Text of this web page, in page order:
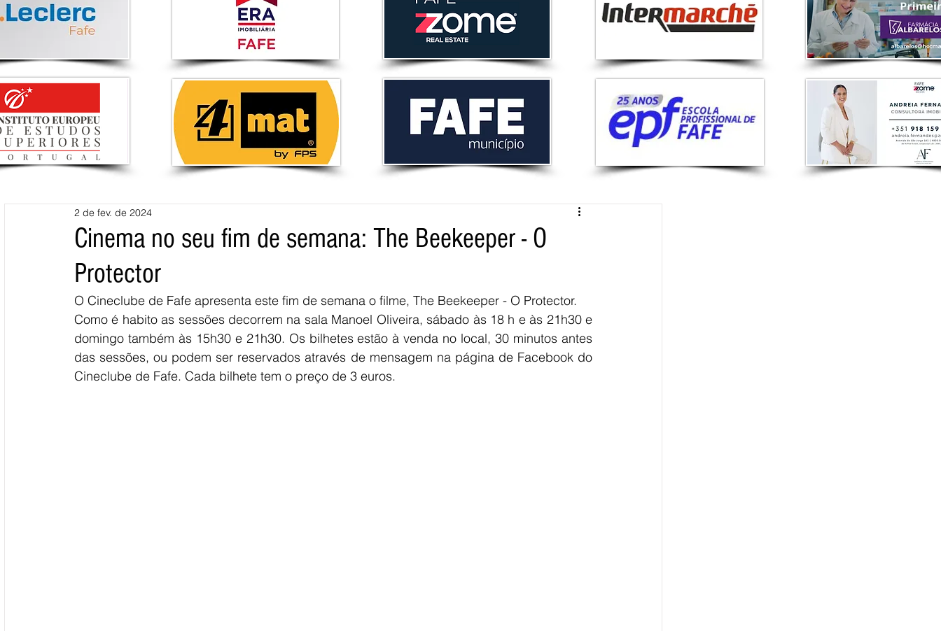
Cinema no seu fim de semana: The Beekeeper - O
Protector
2 de fev. de 2024
O Cineclube de Fafe apresenta este fim de semana o filme, The Beekeeper - O Protector.
Como é habito as sessões decorrem na sala Manoel Oliveira, sábado às 18 h e às 21h30 e
domingo também às 15h30 e 21h30. Os bilhetes estão à venda no local, 30 minutos antes
das sessões, ou podem ser reservados através de mensagem na página de Facebook do
Cineclube de Fafe. Cada bilhete tem o preço de 3 euros.